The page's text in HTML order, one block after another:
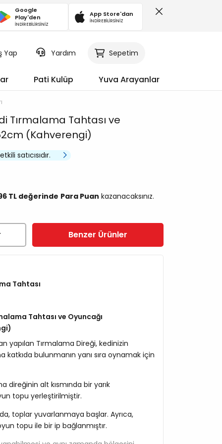
Google
Play'den
İNDİREBİLİRSİNİZ
App Store'dan
İNDİREBİLİRSİNİZ
Yap Yardım Sepetim
Pati Kulüp Yuva Arayanlar
Tırmalama Tahtası ve
(Kahverengi)
satıcısıdır.
TL değerinde Para Puan kazanacaksınız.
Benzer Ürünler
Tahtası
Tahtası ve Oyuncağı
yapılan Tırmalama Direği, kedinizin
katkıda bulunmanın yanı sıra oynamak için
direğinin alt kısmında bir yarık
topu yerleştirilmiştir.
toplar yuvarlanmaya başlar. Ayrıca,
topu ile bir ip bağlanmıştır.